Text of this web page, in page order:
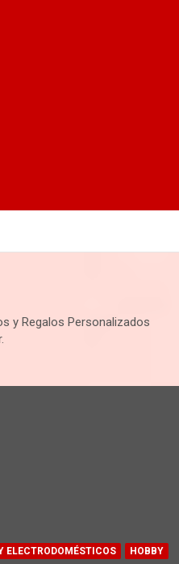
y Regalos Personalizados
ELECTRODOMÉSTICOS
HOBBY